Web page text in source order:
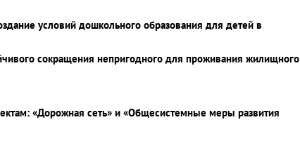
условий дошкольного образования для детей в
сокращения непригодного для проживания жилищного
«Дорожная сеть» и «Общесистемные меры развития